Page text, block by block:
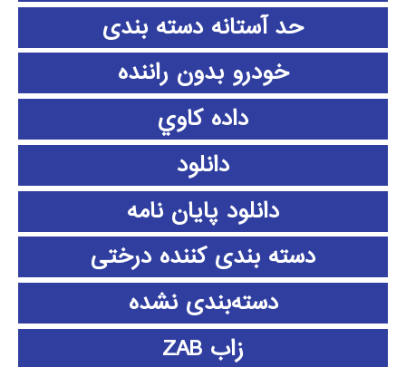
حد آستانه دسته بندی
خودرو بدون راننده
داده كاوي
دانلود
دانلود پايان نامه
دسته بندی کننده درختی
دسته‌بندی نشده
زاب ZAB